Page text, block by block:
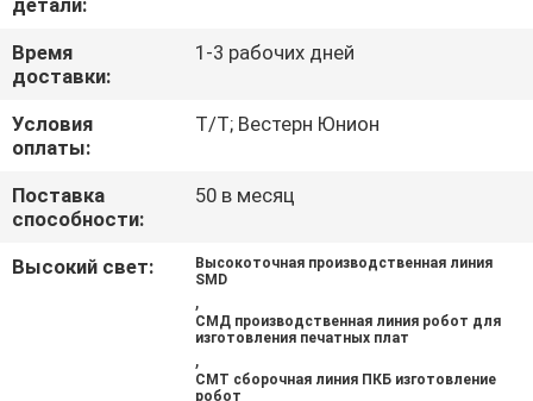
SHOPPING
ON
LINE
КАРТА
САЙТА
детали:
Время
доставки:
1-3 рабочих дней
Условия
оплаты:
Т/Т; Вестерн Юнион
Поставка
способности:
50 в месяц
Высокий свет:
Высокоточная производственная линия
SMD
,
СМД производственная линия робот для
изготовления печатных плат
,
СМТ сборочная линия ПКБ изготовление
робот